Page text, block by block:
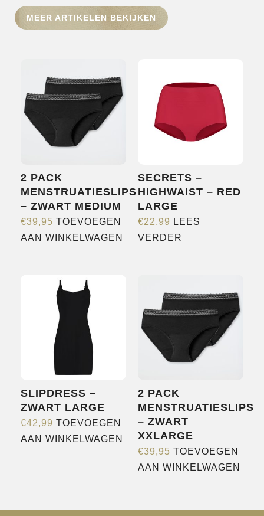
HOME
SHOP
NIEUWS
CONTACT
MEER ARTIKELEN BEKIJKEN
2 PACK
MENSTRUATIESLIPS
– ZWART MEDIUM
€39,95 TOEVOEGEN
AAN WINKELWAGEN
SECRETS –
HIGHWAIST – RED
LARGE
€22,99 LEES
VERDER
SLIPDRESS –
ZWART LARGE
€42,99 TOEVOEGEN
AAN WINKELWAGEN
2 PACK
MENSTRUATIESLIPS
– ZWART
XXLARGE
€39,95 TOEVOEGEN
AAN WINKELWAGEN